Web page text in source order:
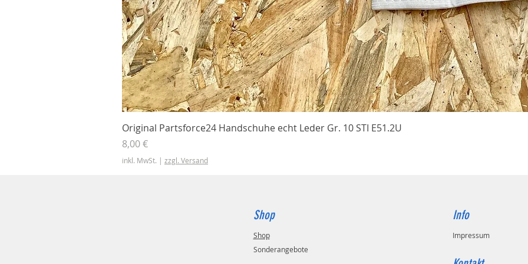
Schnellansicht
Original Partsforce24 Handschuhe echt Leder Gr. 10 STI E51.2U
Preis
8,00 €
inkl. MwSt. | zzgl. Versand
Shop
Shop
Sonderangebote
Info
Impressum